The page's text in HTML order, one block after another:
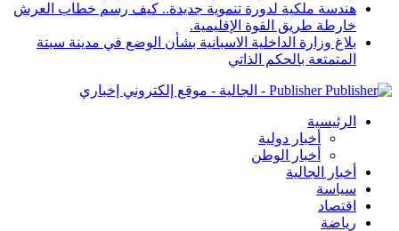
هندسة ملكية لدورة تنموية جديدة.. كيف رسم خطاب العرش
خارطة طريق القوة الإقليمية.
بلاغ وزارة الداخلية الاسبانية بشأن الوضع في مدينة سبتة
المتمتعة بالحكم الذاتي
Publisher - الجالية - موقع إلكتروني إخباري
الرئيسية
أخبار دولية
أخبار الوطن
أخبار الجالية
سياسة
اقتصاد
رياضة